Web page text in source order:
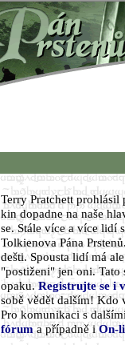
Terry Pratchett prohlásil
kin dopadne na naše
se. Stále více a více lidí
Tolkienova Pána
dešti. Spousta lidí má
"postiženi" jen oni. Tato
opaku.Registrujte se i
sobě vědět dalším! Kdo
Pro komunikaci s
fóruma případně iOn-